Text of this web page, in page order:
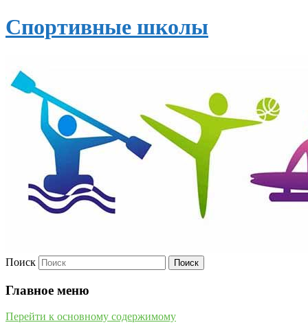
Спортивные школы
Поиск
Главное меню
Перейти к основному содержимому